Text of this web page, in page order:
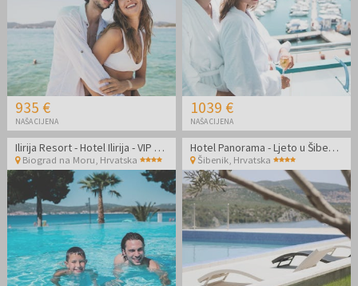
935 €
NAŠA CIJENA
1039 €
NAŠA CIJENA
Ilirija Resort - Hotel Ilirija - VIP premium zabavno ljeto s punim pansionom u Biogradu - Posebna akcija
Biograd na Moru Hrvatska
Hotel Panorama - Ljeto u Šibeniku
Šibenik Hrvatska